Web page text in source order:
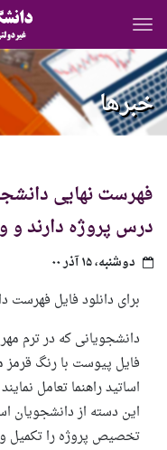
رفتن
محتوای
اصلی
خبرها
درس پروژه دارند
دوشنبه، ۱۵ آذر ۰۰
برای دانلود فایل فهرست
اساتید راهنما تعامل
تخصیص پروژه را تکمیل